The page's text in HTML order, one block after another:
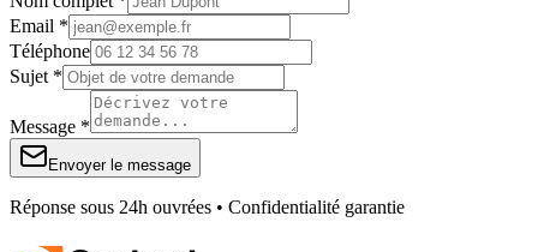
Email *
Téléphone
Sujet *
Message *
Envoyer le message
Réponse sous 24h ouvrées • Confidentialité garantie